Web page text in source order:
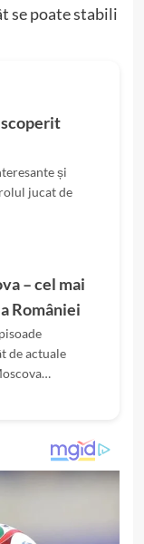
se poate stabili
și
jucat de
– cel mai
României
de actuale